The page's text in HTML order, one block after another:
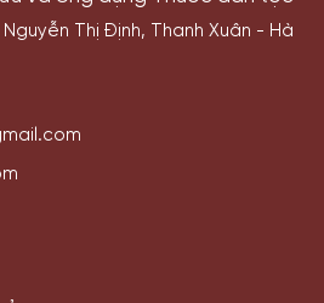
Thị Định, Thanh Xuân - Hà